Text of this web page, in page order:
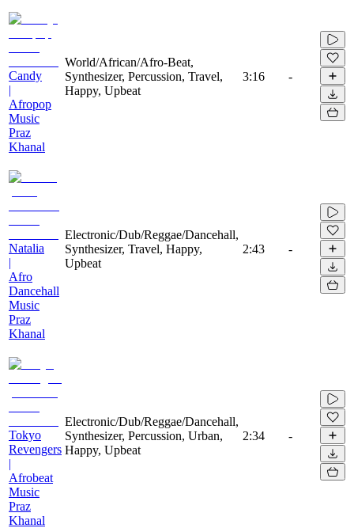
Candy
|
Afropop
Music
Praz
Khanal
World/African/Afro-Beat,
Synthesizer, Percussion, Travel,
Happy, Upbeat
3:16 -
Natalia
|
Afro
Dancehall
Music
Praz
Khanal
Electronic/Dub/Reggae/Dancehall,
Synthesizer, Travel, Happy,
Upbeat
2:43 -
Tokyo
Revengers
|
Afrobeat
Music
Praz
Khanal
Electronic/Dub/Reggae/Dancehall,
Synthesizer, Percussion, Urban,
Happy, Upbeat
2:34 -